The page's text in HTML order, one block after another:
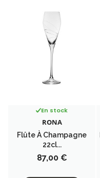
En stock
RONA
Flûte À Champagne
22cl...
Prix
87,00 €